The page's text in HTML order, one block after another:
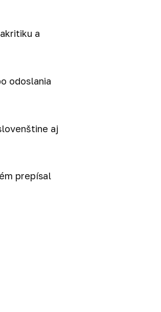
a
odoslania
aj
prepísal